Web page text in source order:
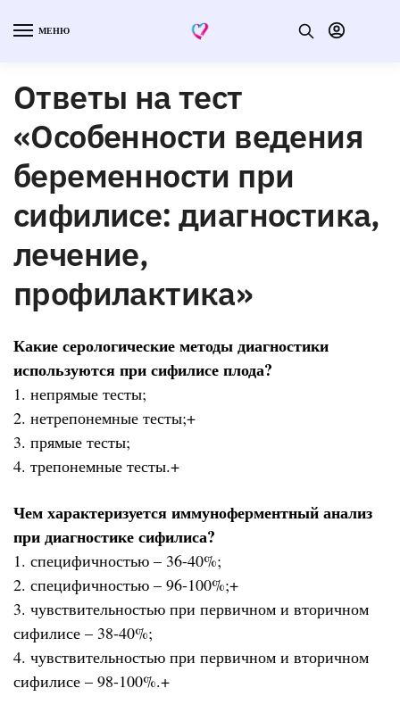
МЕНЮ
Ответы на тест
«Особенности ведения
беременности при
сифилисе: диагностика,
лечение,
профилактика»
Какие серологические методы диагностики
используются при сифилисе плода?
1. непрямые тесты;
2. нетрепонемные тесты;+
3. прямые тесты;
4. трепонемные тесты.+
Чем характеризуется иммуноферментный анализ
при диагностике сифилиса?
1. специфичностью – 36-40%;
2. специфичностью – 96-100%;+
3. чувствительностью при первичном и вторичном
сифилисе – 38-40%;
4. чувствительностью при первичном и вторичном
сифилисе – 98-100%.+